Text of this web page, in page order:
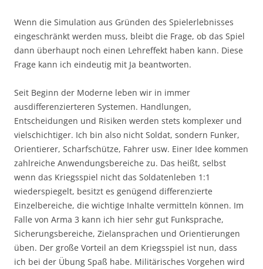
Wenn die Simulation aus Gründen des Spielerlebnisses
eingeschränkt werden muss, bleibt die Frage, ob das Spiel
dann überhaupt noch einen Lehreffekt haben kann. Diese
Frage kann ich eindeutig mit Ja beantworten.
Seit Beginn der Moderne leben wir in immer
ausdifferenzierteren Systemen. Handlungen,
Entscheidungen und Risiken werden stets komplexer und
vielschichtiger. Ich bin also nicht Soldat, sondern Funker,
Orientierer, Scharfschütze, Fahrer usw. Einer Idee kommen
zahlreiche Anwendungsbereiche zu. Das heißt, selbst
wenn das Kriegsspiel nicht das Soldatenleben 1:1
wiederspiegelt, besitzt es genügend differenzierte
Einzelbereiche, die wichtige Inhalte vermitteln können. Im
Falle von Arma 3 kann ich hier sehr gut Funksprache,
Sicherungsbereiche, Zielansprachen und Orientierungen
üben. Der große Vorteil an dem Kriegsspiel ist nun, dass
ich bei der Übung Spaß habe. Militärisches Vorgehen wird